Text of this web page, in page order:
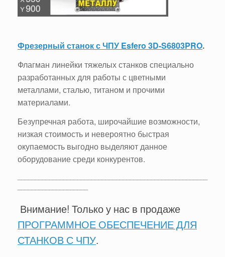
Фрезерный станок с ЧПУ Esfero 3D-S6803PRO.
Флагман линейки тяжелых станков специально
разработанных для работы с цветными
металлами, сталью, титаном и прочими
материалами.
Безупречная работа, широчайшие возможности,
низкая стоимость и невероятно быстрая
окупаемость выгодно выделяют данное
оборудование среди конкурентов.
Внимание! Только у нас в продаже
ПРОГРАММНОЕ ОБЕСПЕЧЕНИЕ ДЛЯ
СТАНКОВ С ЧПУ.